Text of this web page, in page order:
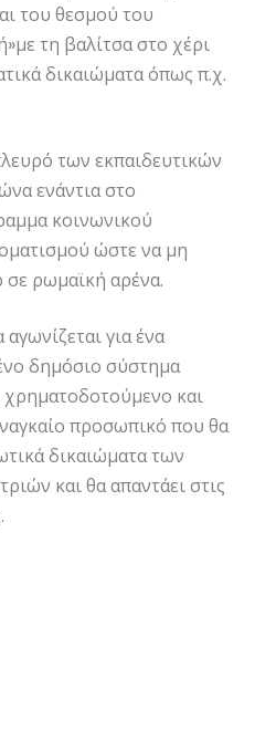
του θεσμού του
τη βαλίτσα στο χέρι
δικαιώματα όπως π.χ.
των εκπαιδευτικών
ενάντια στο
κοινωνικού
ώστε να μη
σε ρωμαϊκή αρένα.
για ένα
δημόσιο σύστημα
και
προσωπικό που θα
δικαιώματα των
και θα απαντάει στις